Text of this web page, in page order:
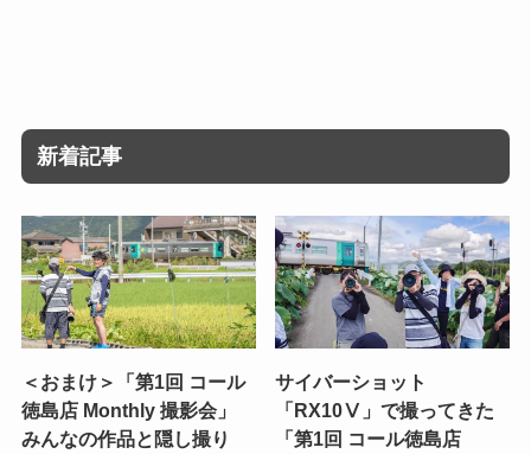
新着記事
＜おまけ＞「第1回 コール
徳島店 Monthly 撮影会」
みんなの作品と隠し撮り
サイバーショット
「RX10Ⅴ」で撮ってきた
「第1回 コール徳島店